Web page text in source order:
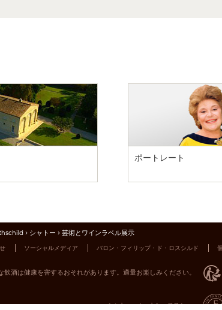
ポートレート
> シャトー > 芸術とワインラベル展示
ソーシャルメディア バロン・フィリップ・ド・ロスシルド
飲酒は健康を害するおそれがあります。適量お楽しみください。
シャトー・ムートン・ロスシ